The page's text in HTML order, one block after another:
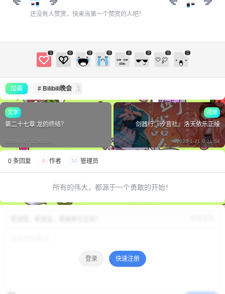
还没有人赞赏，快来当第一个赞赏的人吧！
1 0 0 0 0 0 0 1
绘画 # Bilibili晚会 1
文学
第二十七章 龙的终结？
2020-1-17 12:43:10
视频
剑器行『汐音社』洛天依乐正绫
2020-1-21 0:01:54
0 条回复 A 作者 M 管理员
所有的伟大，都源于一个勇敢的开始！
登录 快速注册